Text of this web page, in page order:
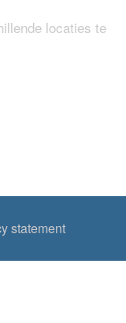
locaties te
statement